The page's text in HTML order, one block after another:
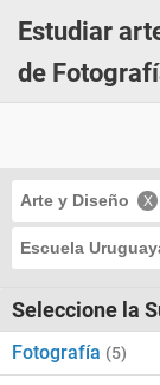
Estudiar
de
Arte y Diseño
Escuela
Seleccione la
Fotografía (5)